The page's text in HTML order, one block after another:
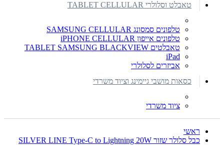
טאבלט וסלולרי TABLET CELLULAR
טלפונים סמסונג SAMSUNG CELLULAR
טלפונים אייפון iPHONE CELLULAR
טאבלטים TABLET SAMSUNG BLACKVIEW
iPad
אביזרים לסלולרי
כסאות מושבי גיימינג וציוד משרדי
ציוד משרדי
ראשי
כבל סלולר שזור SILVER LINE Type-C to Lightning 20W